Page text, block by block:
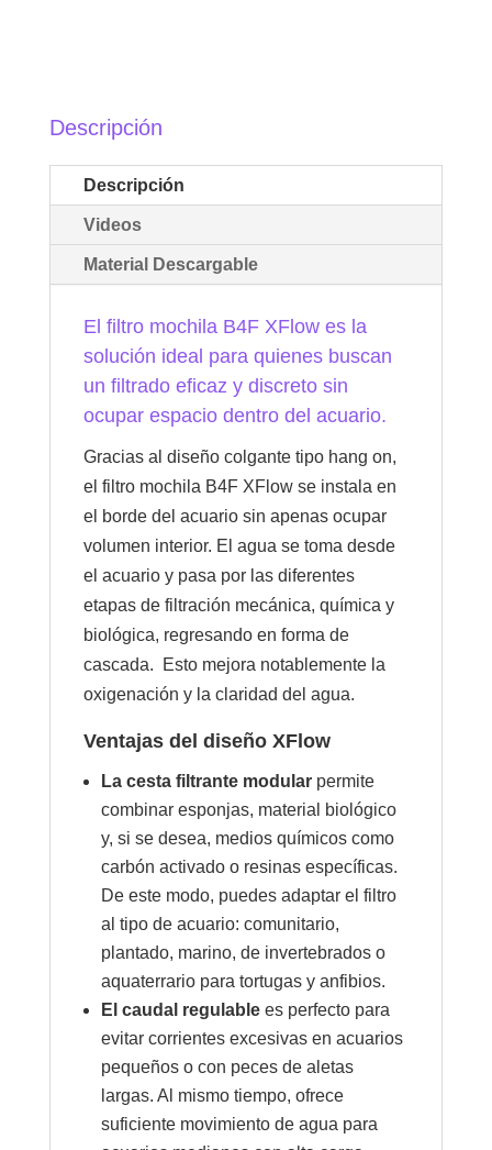
Descripción
Descripción
Videos
Material Descargable
El filtro mochila B4F XFlow es la
solución ideal para quienes buscan
un filtrado eficaz y discreto sin
ocupar espacio dentro del acuario.
Gracias al diseño colgante tipo hang on,
el filtro mochila B4F XFlow se instala en
el borde del acuario sin apenas ocupar
volumen interior. El agua se toma desde
el acuario y pasa por las diferentes
etapas de filtración mecánica, química y
biológica, regresando en forma de
cascada. Esto mejora notablemente la
oxigenación y la claridad del agua.
Ventajas del diseño XFlow
La cesta filtrante modularpermite
combinar esponjas, material biológico
y, si se desea, medios químicos como
carbón activado o resinas específicas.
De este modo, puedes adaptar el filtro
al tipo de acuario: comunitario,
plantado, marino, de invertebrados o
aquaterrario para tortugas y anfibios.
El caudal regulablees perfecto para
evitar corrientes excesivas en acuarios
pequeños o con peces de aletas
largas. Al mismo tiempo, ofrece
suficiente movimiento de agua para